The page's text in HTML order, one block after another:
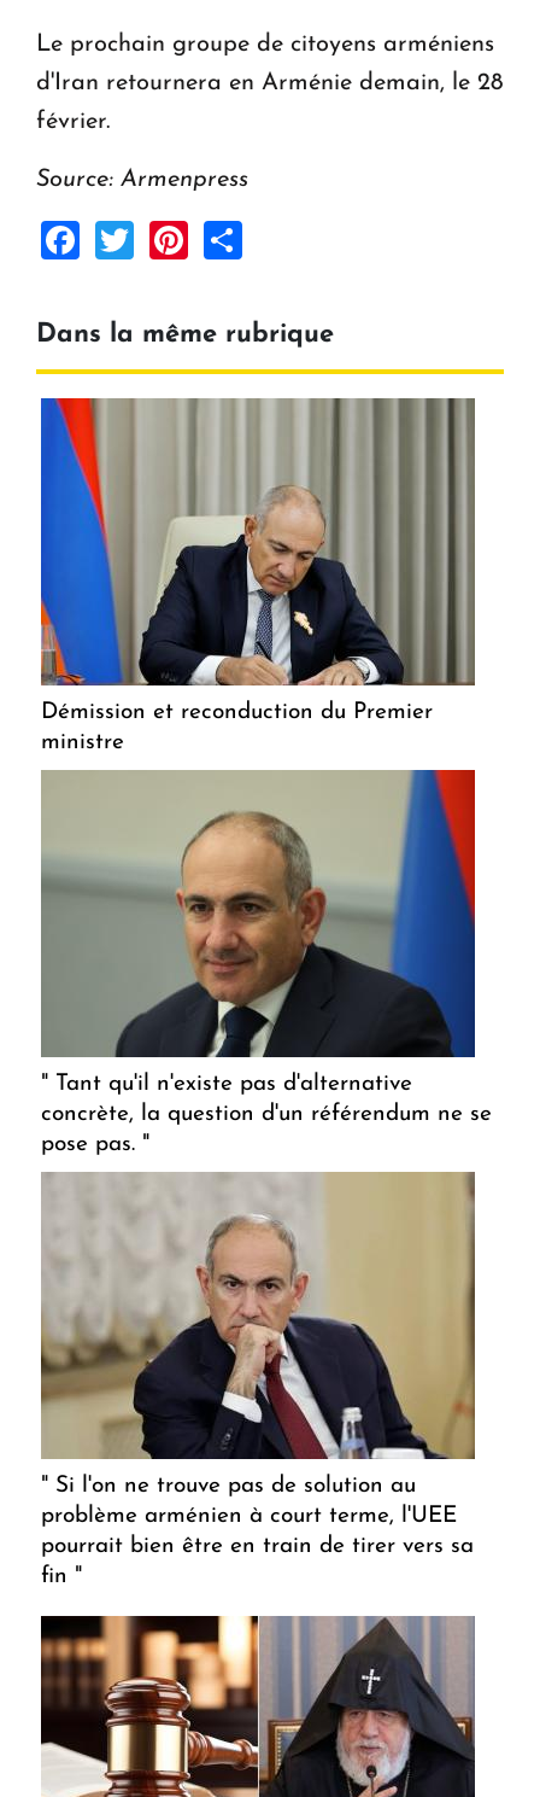
Le prochain groupe de citoyens arméniens
d'Iran retournera en Arménie demain, le 28
février.
Source: Armenpress
Facebook
TwitterPinterest
Dans la même rubrique
Démission et reconduction du Premier
ministre
" Tant qu'il n'existe pas d'alternative
concrète, la question d'un référendum ne se
pose pas. "
" Si l'on ne trouve pas de solution au
problème arménien à court terme, l'UEE
pourrait bien être en train de tirer vers sa
fin "